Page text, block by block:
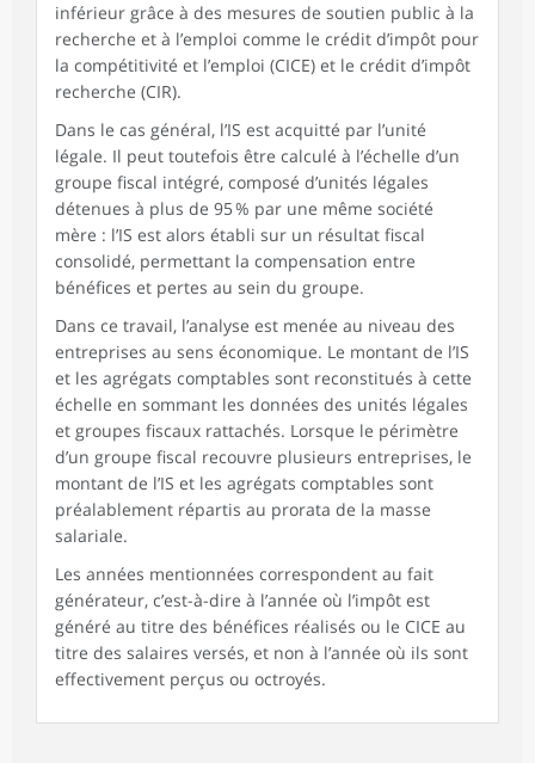
inférieur grâce à des mesures de soutien public à la
recherche et à l’emploi comme le crédit d’impôt pour
la compétitivité et l’emploi (CICE) et le crédit d’impôt
recherche (CIR).
Dans le cas général, l’IS est acquitté par l’unité
légale. Il peut toutefois être calculé à l’échelle d’un
groupe fiscal intégré, composé d’unités légales
détenues à plus de 95 % par une même société
mère : l’IS est alors établi sur un résultat fiscal
consolidé, permettant la compensation entre
bénéfices et pertes au sein du groupe.
Dans ce travail, l’analyse est menée au niveau des
entreprises au sens économique. Le montant de l’IS
et les agrégats comptables sont reconstitués à cette
échelle en sommant les données des unités légales
et groupes fiscaux rattachés. Lorsque le périmètre
d’un groupe fiscal recouvre plusieurs entreprises, le
montant de l’IS et les agrégats comptables sont
préalablement répartis au prorata de la masse
salariale.
Les années mentionnées correspondent au fait
générateur, c’est-à-dire à l’année où l’impôt est
généré au titre des bénéfices réalisés ou le CICE au
titre des salaires versés, et non à l’année où ils sont
effectivement perçus ou octroyés.